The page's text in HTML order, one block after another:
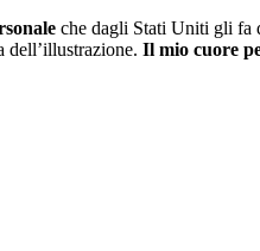
che dagli Stati Uniti gli fa
dell’illustrazione. Il mio cuore